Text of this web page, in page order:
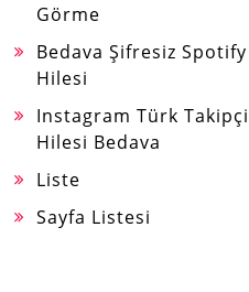
Görme
Bedava Şifresiz
Hilesi
Instagram Türk
Hilesi Bedava
Liste
Sayfa Listesi